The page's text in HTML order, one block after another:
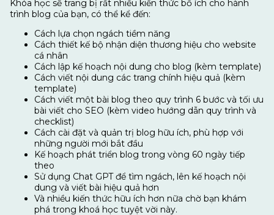
Khóa học sẽ trang bị rất nhiều kiến thức bổ ích cho hành
trình blog của bạn, có thể kể đến:
Cách lựa chọn ngách tiềm năng
Cách thiết kế bộ nhận diện thương hiệu cho website
cá nhân
Cách lập kế hoạch nội dung cho blog (kèm template)
Cách viết nội dung các trang chính hiệu quả (kèm
template)
Cách viết một bài blog theo quy trình 6 bước và tối ưu
bài viết cho SEO (kèm video hướng dẫn quy trình và
checklist)
Cách cài đặt và quản trị blog hữu ích, phù hợp với
những người mới bắt đầu
Kế hoạch phát triển blog trong vòng 60 ngày tiếp
theo
Sử dụng Chat GPT để tìm ngách, lên kế hoạch nội
dung và viết bài hiệu quả hơn
Và nhiều kiến thức hữu ích hơn nữa chờ bạn khám
phá trong khoá học tuyệt vời này.